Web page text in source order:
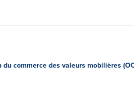
commerce des valeurs mobilières